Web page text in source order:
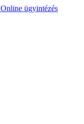
Online ügyintézés